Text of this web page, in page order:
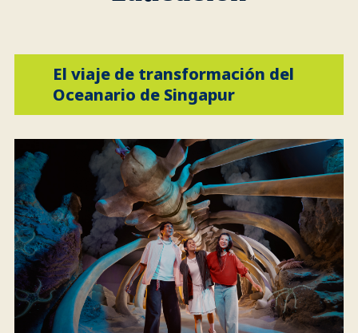
El viaje de transformación del
Oceanario de Singapur